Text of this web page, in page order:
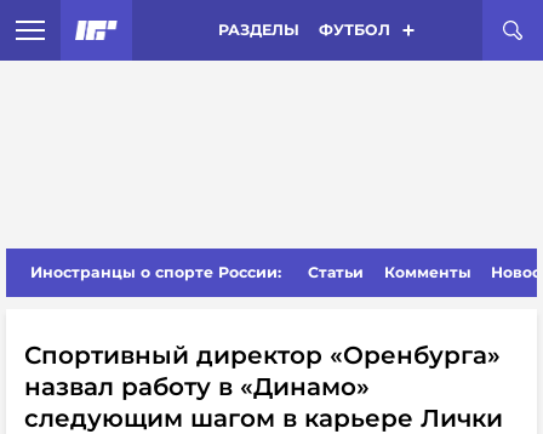
РАЗДЕЛЫ ФУТБОЛ
Иностранцы о спорте России: Статьи Комменты
Спортивный директор «Оренбурга»
назвал работу в «Динамо»
следующим шагом в карьере Лички